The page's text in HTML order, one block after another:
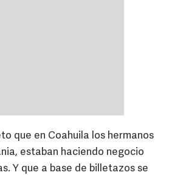
que en Coahuila los hermanos
estaban haciendo negocio
Y que a base de billetazos se